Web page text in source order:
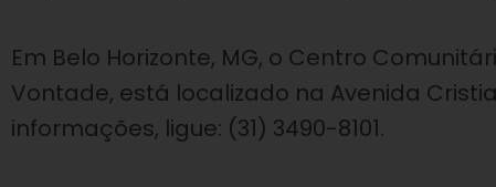
Em Belo Horizonte, MG, o Centro
Vontade, está localizado na Avenida
informações, ligue: (31) 3490-8101.